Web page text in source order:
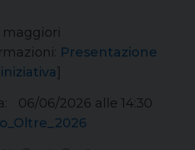
maggiori
Presentazione
]
06/06/2026 alle 14:30